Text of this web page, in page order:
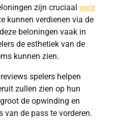
zijn cruciaal voor
kunnen verdienen via de
beloningen vaak in
de esthetiek van de
kunnen zien.
spelers helpen
zullen zien op hun
de opwinding en
van de pass te vorderen.